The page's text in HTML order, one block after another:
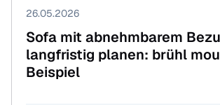
26.05.2026
Sofa mit abnehmbarem
langfristig planen: brühl
Beispiel